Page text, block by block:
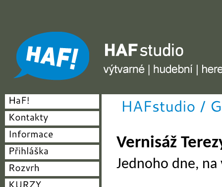
HAF studio - výtvarné, hudební, herecké
Vernisáž
Jednoho dne, na